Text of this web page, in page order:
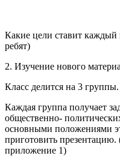
Какие цели ставит каждый
ребят)
2. Изучение нового
Класс делится на 3
Каждая группа получает
общественно-
основными положениями
приготовить
приложение 1)